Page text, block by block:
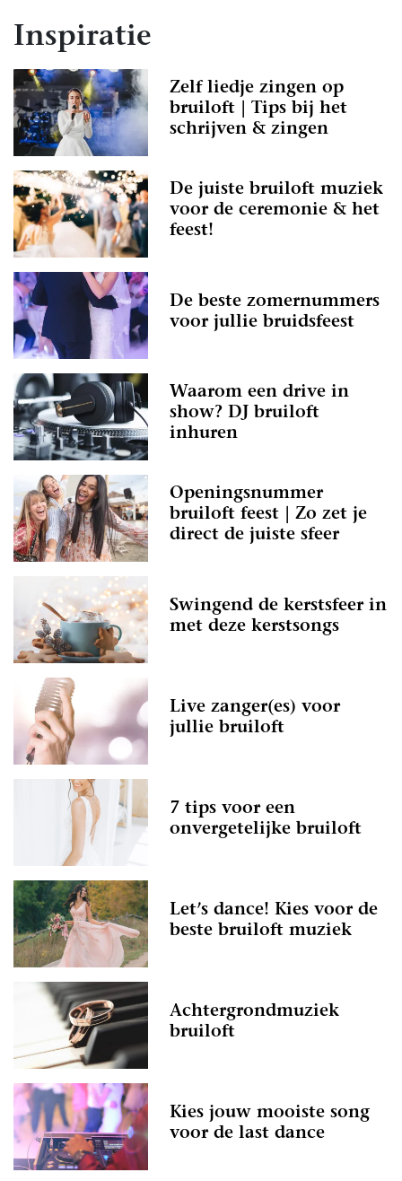
Inspiratie
Zelf liedje zingen op
bruiloft | Tips bij het
schrijven & zingen
De juiste bruiloft muziek
voor de ceremonie & het
feest!
De beste zomernummers
voor jullie bruidsfeest
Waarom een drive in
show? DJ bruiloft
inhuren
Openingsnummer
bruiloft feest | Zo zet je
direct de juiste sfeer
Swingend de kerstsfeer in
met deze kerstsongs
Live zanger(es) voor
jullie bruiloft
7 tips voor een
onvergetelijke bruiloft
Let’s dance! Kies voor de
beste bruiloft muziek
Achtergrondmuziek
bruiloft
Kies jouw mooiste song
voor de last dance